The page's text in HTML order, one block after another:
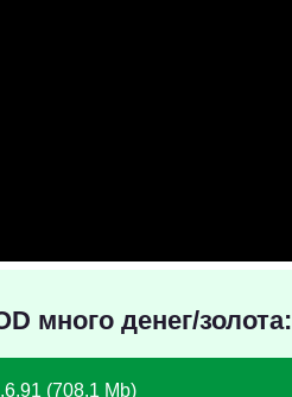
много денег/золота:
(708.1 Mb)